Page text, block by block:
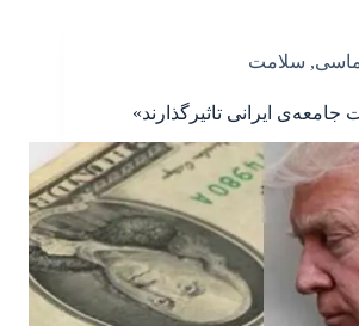
, سلامت
ایرانی تاثیرگذارند»